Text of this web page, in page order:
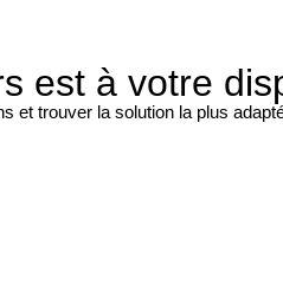
est à votre
et trouver la solution la plus